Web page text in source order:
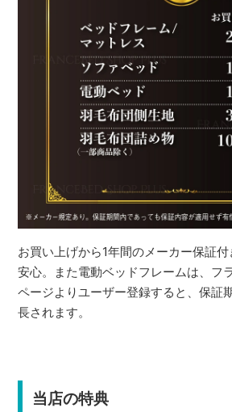
お買い上げから1年間のメーカー保証
安心。また電動ベッドフレームは、フ
ページよりユーザー登録すると、保証
長されます。
当店の特典